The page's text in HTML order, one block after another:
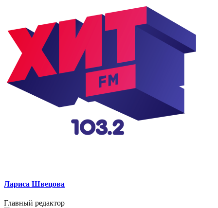
Лариса Швецова
Главный редактор